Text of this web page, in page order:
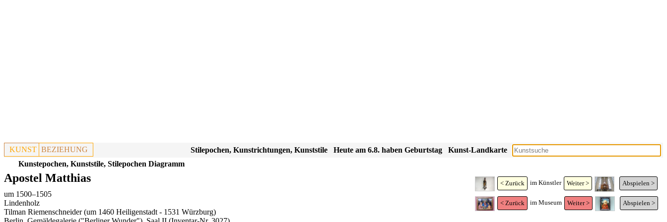
KUNST BEZIEHUNG Kunst-Landkarte
Heute am 6.8. haben Geburtstag
Stilepochen, Kunstrichtungen, Kunststile
Kunstepochen, Kunststile, Stilepochen Diagramm
< Zurück im Künstler Weiter > Abspielen >
< Zurück im Museum Weiter > Abspielen >
Apostel Matthias
um 1500–1505
Lindenholz
Tilman Riemenschneider (um 1460 Heiligenstadt - 1531 Würzburg)